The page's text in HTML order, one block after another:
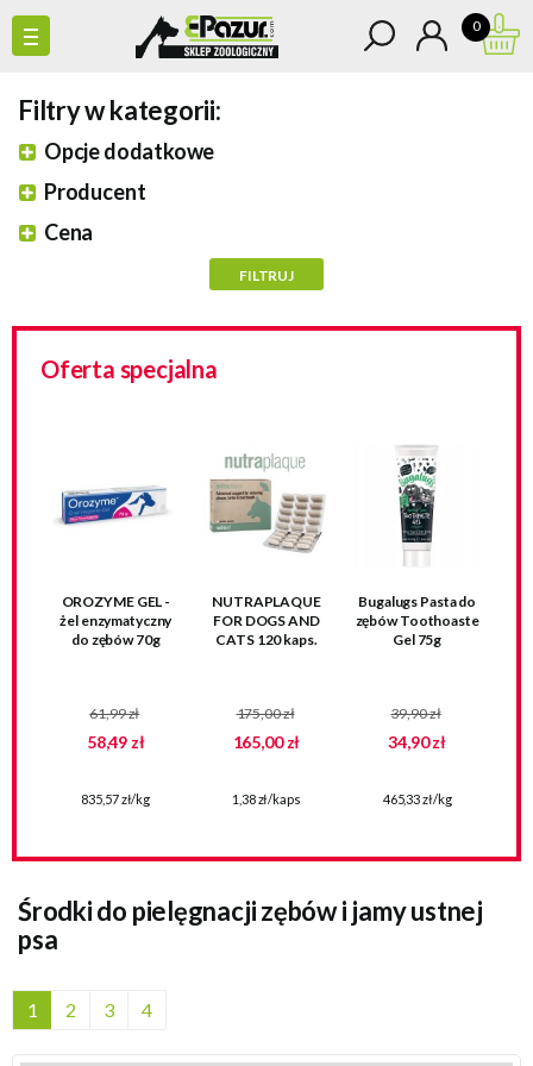
0
Filtry w kategorii:
Opcje dodatkowe
Producent
Cena
Oferta specjalna
OROZYME GEL -
żel enzymatyczny
do zębów 70g
61,99 zł
58,49 zł
835,57 zł/kg
NUTRAPLAQUE
FOR DOGS AND
CATS 120 kaps.
175,00 zł
165,00 zł
1,38 zł/kaps
Bugalugs Pasta do
zębów Toothoaste
Gel 75g
39,90 zł
34,90 zł
465,33 zł/kg
Środki do pielęgnacji zębów i jamy ustnej
psa
1 2 3 4